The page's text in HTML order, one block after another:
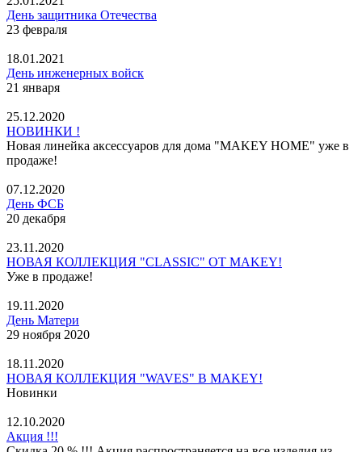
День защитника Отечества
23 февраля
18.01.2021
День инженерных войск
21 января
25.12.2020
НОВИНКИ !
Новая линейка аксессуаров для дома "MAKEY HOME" уже в
продаже!
07.12.2020
День ФСБ
20 декабря
23.11.2020
НОВАЯ КОЛЛЕКЦИЯ "CLASSIC" ОТ MAKEY!
Уже в продаже!
19.11.2020
День Матери
29 ноября 2020
18.11.2020
НОВАЯ КОЛЛЕКЦИЯ "WAVES" В MAKEY!
Новинки
12.10.2020
Акция !!!